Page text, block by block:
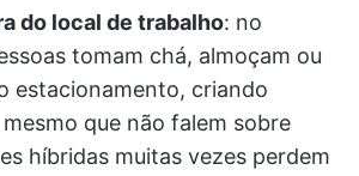
do local de trabalho: no
tomam chá, almoçam ou
estacionamento, criando
que não falem sobre
híbridas muitas vezes perdem